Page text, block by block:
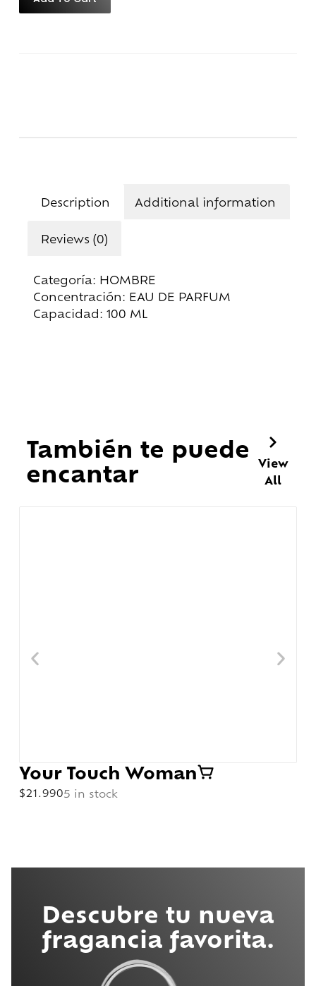
Description Additional information
Reviews (0)
Categoría: HOMBRE
Concentración: EAU DE PARFUM
Capacidad: 100 ML
También te puede
encantar
View
All
Your Touch Woman
$21.9905 in stock
Descubre tu nueva
fragancia favorita.